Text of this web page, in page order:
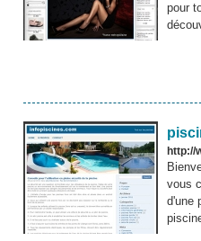
pour
http://
vous
d'une